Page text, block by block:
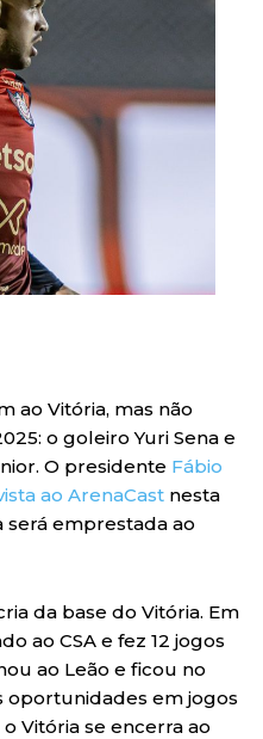
ao Vitória, mas não
o goleiro Yuri Sena e
O presidente Fábio
ao ArenaCast nesta
será emprestada ao
da base do Vitória. Em
ao CSA e fez 12 jogos
ao Leão e ficou no
oportunidades em jogos
Vitória se encerra ao